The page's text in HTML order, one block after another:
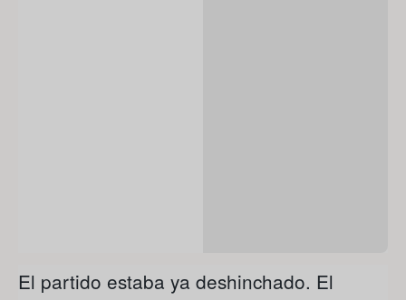
El partido estaba ya deshinchado. El